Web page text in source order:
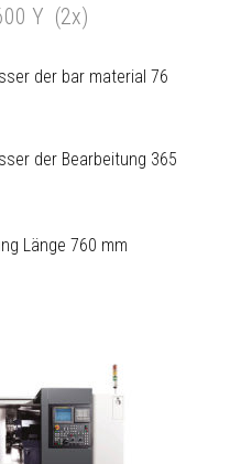
Y (2x)
der bar material 76
der Bearbeitung 365
Länge 760 mm